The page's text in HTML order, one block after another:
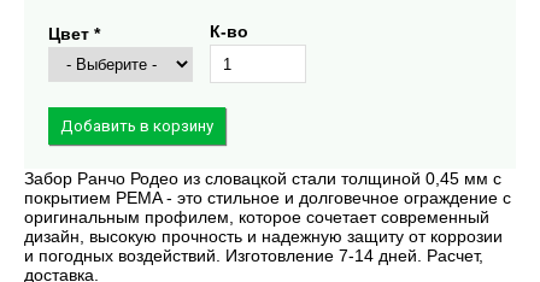
Цвет * К-во
Забор Ранчо Родео из словацкой стали толщиной 0,45 мм с
покрытием PEMA - это стильное и долговечное ограждение с
оригинальным профилем, которое сочетает современный
дизайн, высокую прочность и надежную защиту от коррозии
и погодных воздействий. Изготовление 7-14 дней. Расчет,
доставка.